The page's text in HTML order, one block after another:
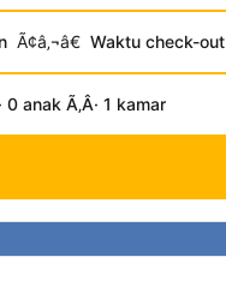
Ã¢â‚¬â€ Waktu check-out
0 anak Ã‚Â· 1 kamar